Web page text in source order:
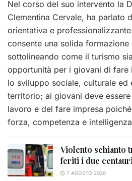
Nel corso del suo intervento la
Clementina Cervale, ha parlato
orientativa e
consente una solida formazione
sottolineando come il turismo
opportunità per i giovani di fare
lo sviluppo sociale, culturale ed
territorio; ai giovani deve
lavoro e del fare impresa
forza, competenza e
Violento schianto
feriti i due
7 AGOSTO 2026